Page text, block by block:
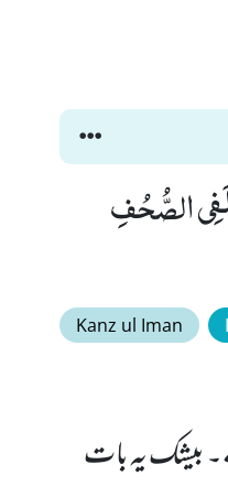
خَیْرٌ وَّ اَبْقٰىﭤ(17) اِنَّ هٰذَا لَفِی الصُّحُفِ
Kanz ul Iman
بیشک یہ بات